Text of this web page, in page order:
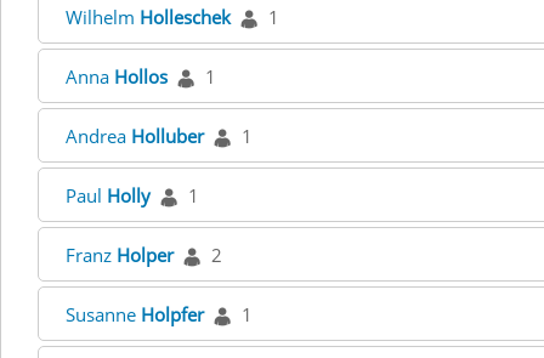
Wilhelm Holleschek 1
Anna Hollos 1
Andrea Holluber 1
Paul Holly 1
Franz Holper 2
Susanne Holpfer 1